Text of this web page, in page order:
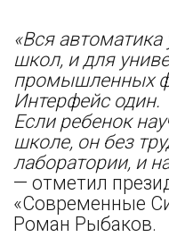
«Вся
школ, и для
промышленных
Интерфейс один.
Если ребенок
школе, он без
лаборатории, и
— отметил
«Современные
Роман Рыбаков.